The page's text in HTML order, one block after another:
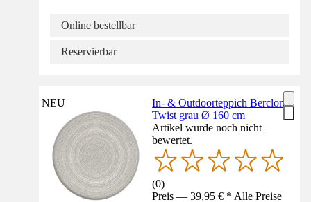
Online bestellbar
Reservierbar
NEU
In- & Outdoorteppich Berclon
Twist grau Ø 160 cm
Artikel wurde noch nicht
bewertet.
(0)
Preis — 39,95 € * Alle Preise